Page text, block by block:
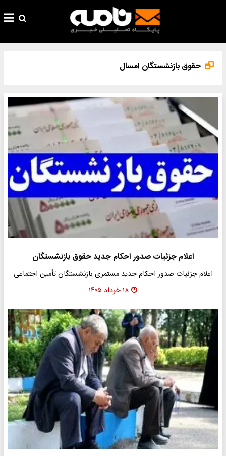
حقوق بازنشستگان امسال
اعلام جزئیات صدور احکام جدید حقوق بازنشستگان
اعلام جزئیات صدور احکام جدید مستمری بازنشستگان تأمین اجتماعی
۱۸ خرداد ۱۴۰۵